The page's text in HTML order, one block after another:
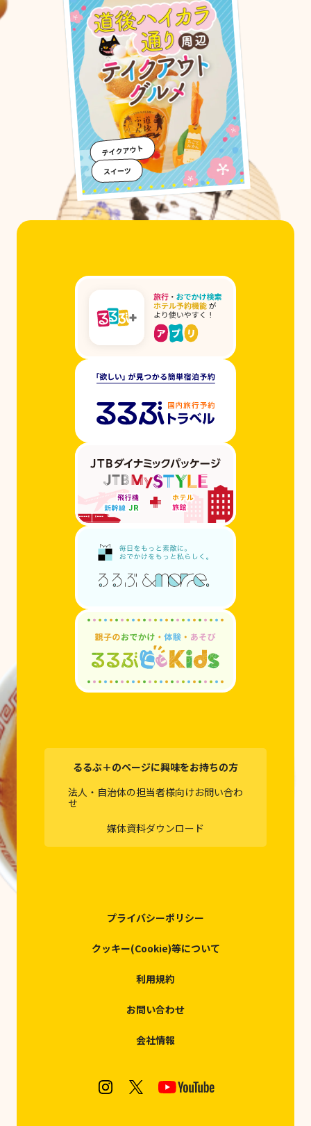
テイクアウト
スイーツ
るるぶ＋のページに興味をお持ちの方
法人・自治体の担当者様向けお問い合わ
せ
媒体資料ダウンロード
プライバシーポリシー
クッキー(Cookie)等について
利用規約
お問い合わせ
会社情報